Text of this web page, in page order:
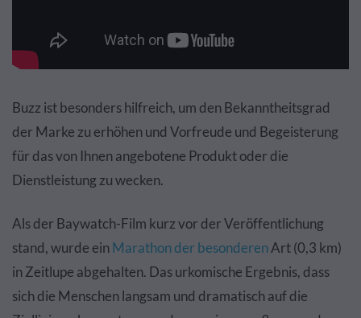
Buzz ist besonders hilfreich, um den Bekanntheitsgrad
der Marke zu erhöhen und Vorfreude und Begeisterung
für das von Ihnen angebotene Produkt oder die
Dienstleistung zu wecken.
Als der Baywatch-Film kurz vor der Veröffentlichung
stand, wurde einMarathon der besonderenArt (0,3 km)
in Zeitlupe abgehalten. Das urkomische Ergebnis, dass
sich die Menschen langsam und dramatisch auf die